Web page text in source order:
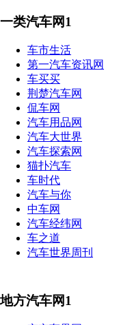
一类汽车网1
车市生活
第一汽车资讯网
车买买
荆楚汽车网
侃车网
汽车用品网
汽车大世界
汽车探索网
猫扑汽车
车时代
汽车与你
中车网
汽车经纬网
车之道
汽车世界周刊
地方汽车网1